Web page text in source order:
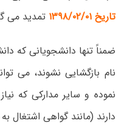
تاریخ ۱۳۹۸/۰۲/۰۱
تمدید می
ضمناً تنها دانشجویانی که
نام بازگشایی نشوند، می
نموده و سایر مدارکی که
دارند (مانند گواهی اشتغال